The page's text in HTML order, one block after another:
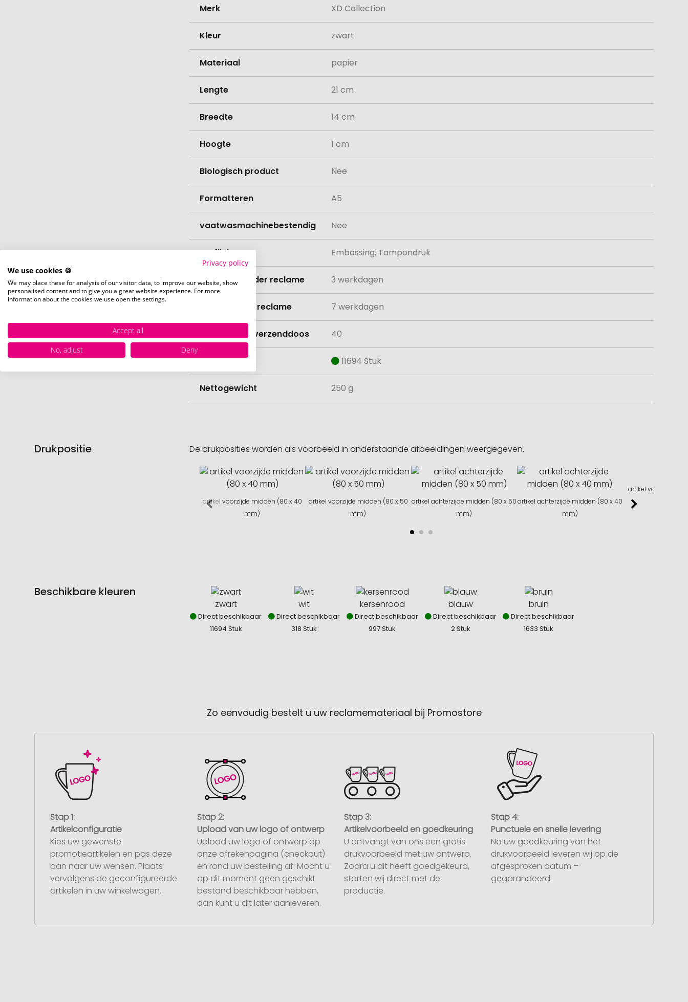
Merk XD Collection
Kleur zwart
Materiaal papier
Lengte 21 cm
Breedte 14 cm
Hoogte 1 cm
Biologisch product Nee
Formatteren A5
vaatwasmachinebestendig Nee
Verfijning Embossing, Tampondruk
Levertijd zonder reclame 3 werkdagen
Levertijd met reclame 7 werkdagen
Hoeveelheid verzenddoos 40
Voorraad 11694 Stuk
Nettogewicht 250 g
Drukpositie De drukposities worden als voorbeeld in onderstaande afbeeldingen weergegeven.
artikel voorzijde midden (80 x 40
mm)
artikel voorzijde midden (80 x 50
mm)
artikel achterzijde midden (80 x 50
mm)
artikel achterzijde midden (80 x 40
mm)
artikel voorzijde
Beschikbare kleuren
zwart
Direct beschikbaar
11694 Stuk
wit
Direct beschikbaar
318 Stuk
kersenrood
Direct beschikbaar
997 Stuk
blauw
Direct beschikbaar
2 Stuk
bruin
Direct beschikbaar
1633 Stuk
Zo eenvoudig bestelt u uw reclamemateriaal bij Promostore
Stap 1:
Artikelconfiguratie
Kies uw gewenste
promotieartikelen en pas deze
aan naar uw wensen. Plaats
vervolgens de geconfigureerde
artikelen in uw winkelwagen.
Stap 2:
Upload van uw logo of ontwerp
Upload uw logo of ontwerp op
onze afrekenpagina (checkout)
en rond uw bestelling af. Mocht u
op dit moment geen geschikt
bestand beschikbaar hebben,
dan kunt u dit later aanleveren.
Stap 3:
Artikelvoorbeeld en goedkeuring
U ontvangt van ons een gratis
drukvoorbeeld met uw ontwerp.
Zodra u dit heeft goedgekeurd,
starten wij direct met de
productie.
Stap 4:
Punctuele en snelle levering
Na uw goedkeuring van het
drukvoorbeeld leveren wij op de
afgesproken datum –
gegarandeerd.
Privacy policy
We use cookies 🍪
We may place these for analysis of our visitor data, to improve our website, show
personalised content and to give you a great website experience. For more
information about the cookies we use open the settings.
Accept all
No, adjust
Deny